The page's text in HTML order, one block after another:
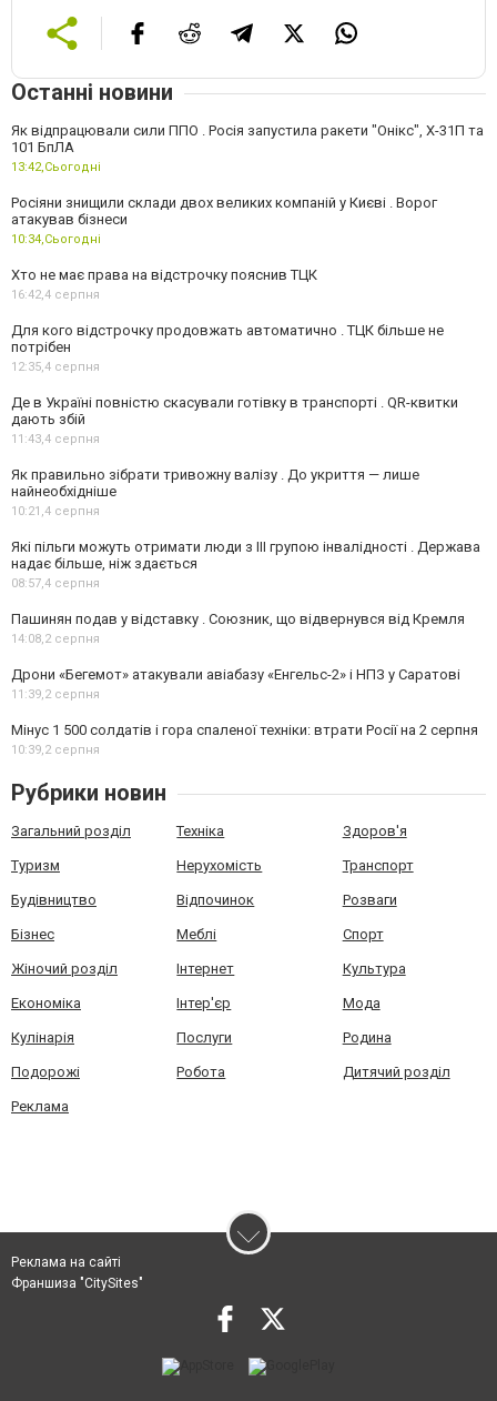
Останні новини
Як відпрацювали сили ППО . Росія запустила ракети "Онікс", Х-31П та
101 БпЛА
13:42,Сьогодні
Росіяни знищили склади двох великих компаній у Києві . Ворог
атакував бізнеси
10:34,Сьогодні
Хто не має права на відстрочку пояснив ТЦК
16:42,4 серпня
Для кого відстрочку продовжать автоматично . ТЦК більше не
потрібен
12:35,4 серпня
Де в Україні повністю скасували готівку в транспорті . QR-квитки
дають збій
11:43,4 серпня
Як правильно зібрати тривожну валізу . До укриття — лише
найнеобхідніше
10:21,4 серпня
Які пільги можуть отримати люди з III групою інвалідності . Держава
надає більше, ніж здається
08:57,4 серпня
Пашинян подав у відставку . Союзник, що відвернувся від Кремля
14:08,2 серпня
Дрони «Бегемот» атакували авіабазу «Енгельс-2» і НПЗ у Саратові
11:39,2 серпня
Мінус 1 500 солдатів і гора спаленої техніки: втрати Росії на 2 серпня
10:39,2 серпня
Рубрики новин
Загальний розділ Техніка Здоров'я
Туризм Нерухомість Транспорт
Будівництво Відпочинок Розваги
Бізнес Меблі Спорт
Жіночий розділ Інтернет Культура
Економіка Інтер'єр Мода
Кулінарія Послуги Родина
Подорожі Робота Дитячий розділ
Реклама
Реклама на сайті
Франшиза "CitySites"